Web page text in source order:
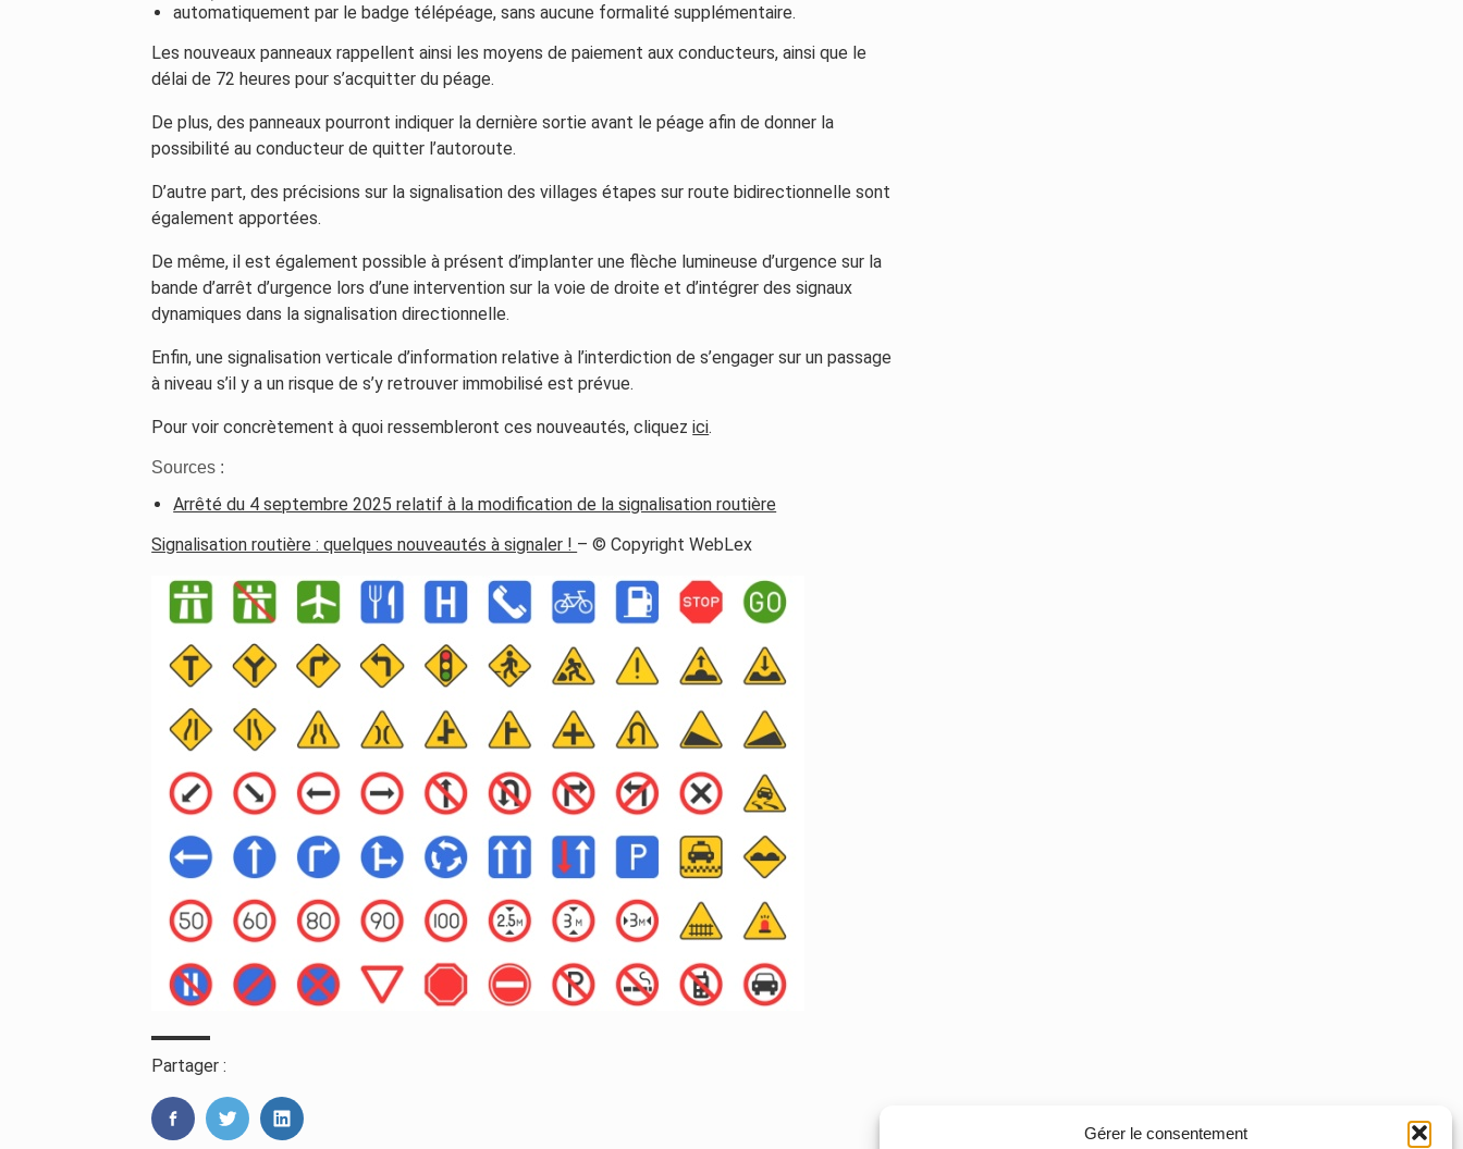
Gérer le consentement
automatiquement par le badge télépéage, sans aucune formalité supplémentaire.
Les nouveaux panneaux rappellent ainsi les moyens de paiement aux conducteurs, ainsi que le
délai de 72 heures pour s’acquitter du péage.
De plus, des panneaux pourront indiquer la dernière sortie avant le péage afin de donner la
possibilité au conducteur de quitter l’autoroute.
D’autre part, des précisions sur la signalisation des villages étapes sur route bidirectionnelle sont
également apportées.
De même, il est également possible à présent d’implanter une flèche lumineuse d’urgence sur la
bande d’arrêt d’urgence lors d’une intervention sur la voie de droite et d’intégrer des signaux
dynamiques dans la signalisation directionnelle.
Enfin, une signalisation verticale d’information relative à l’interdiction de s’engager sur un passage
à niveau s’il y a un risque de s’y retrouver immobilisé est prévue.
Pour voir concrètement à quoi ressembleront ces nouveautés, cliquezici.
Sources :
Arrêté du 4 septembre 2025 relatif à la modification de la signalisation routière
Signalisation routière : quelques nouveautés à signaler ! – © Copyright WebLex
Partager :
FaceBookTwitterLinkedIn